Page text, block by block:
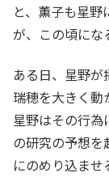
と、薫子も星
が、この頃にな
ある日、星野
瑞穂を大きく動
星野はその行
の研究の予想
にのめり込ま